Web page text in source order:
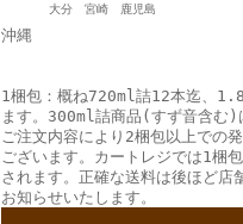
大分 宮崎 鹿児島
沖縄
1梱包：概ね720ml詰12本迄、
ます。300ml詰商品(すず音含む)
ご注文内容により2梱包以上での
ございます。カートレジでは1梱
されます。正確な送料は後ほど店
お知らせいたします。